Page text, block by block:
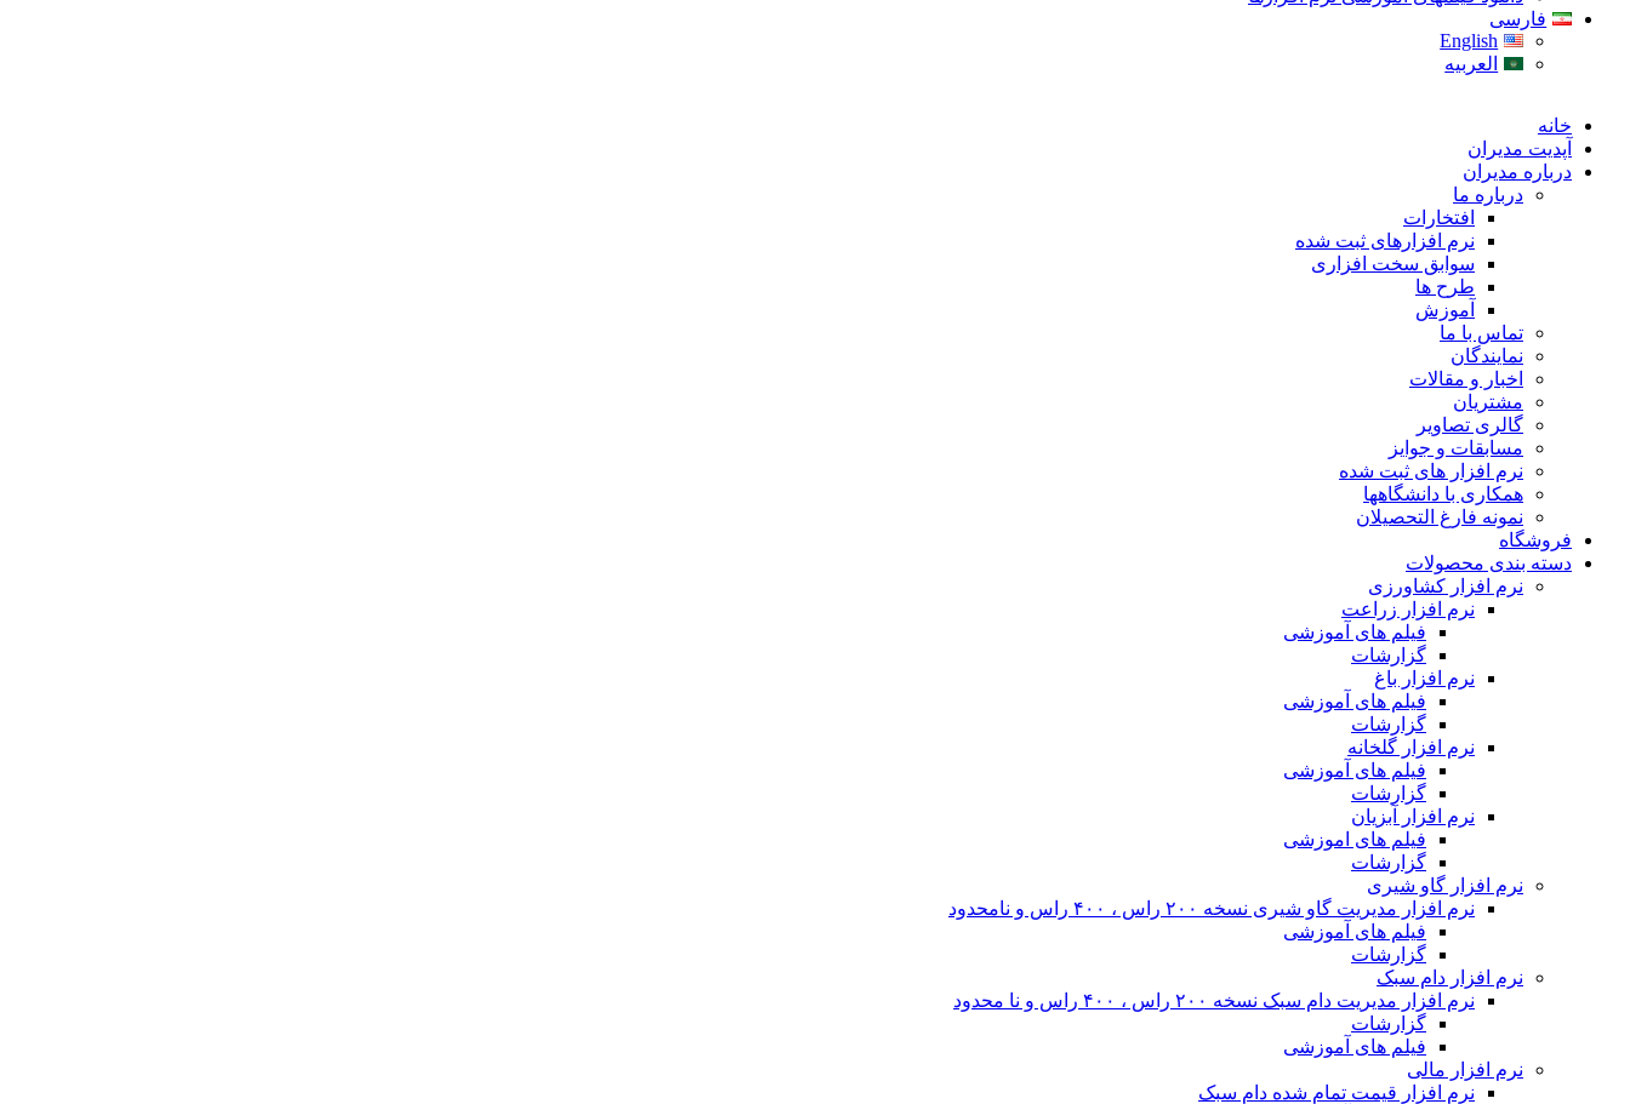
فارسی
English
العربیه
خانه
آپدیت مدیران
درباره مدیران
درباره ما
افتخارات
نرم افزارهای ثبت شده
سوابق سخت افزاری
طرح ها
آموزش
تماس با ما
نمایندگان
اخبار و مقالات
مشتریان
گالری تصاویر
مسابقات و جوایز
نرم افزار های ثبت شده
همکاری با دانشگاهها
نمونه فارغ التحصیلان
فروشگاه
دسته بندی محصولات
نرم افزار کشاورزی
نرم افزار زراعت
فیلم های آموزشی
گزارشات
نرم افزار باغ
فیلم های آموزشی
گزارشات
نرم افزار گلخانه
فیلم های آموزشی
گزارشات
نرم افزار آبزیان
فیلم های اموزشی
گزارشات
نرم افزار گاو شیری
نرم افزار مدیریت گاو شیری نسخه ۲۰۰ راس ، ۴۰۰ راس و نامحدود
فیلم های آموزشی
گزارشات
نرم افزار دام سبک
نرم افزار مدیریت دام سبک نسخه ۲۰۰ راس ، ۴۰۰ راس و نا محدود
گزارشات
فیلم های آموزشی
نرم افزار مالی
نرم افزار قیمت تمام شده دام سبک